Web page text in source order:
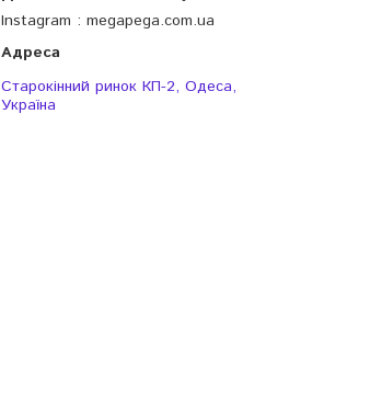
Instagram megapega.com.ua
Старокінний ринок КП-2, Одеса,
Україна